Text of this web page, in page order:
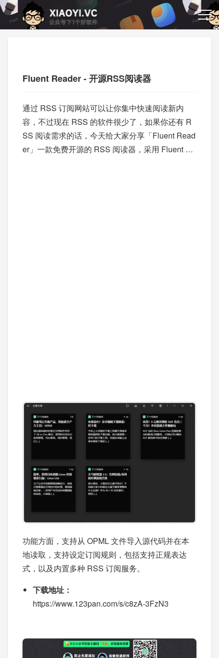
Fluent Reader - 开源RSS阅读器
通过 RSS 订阅网站可以让你集中快速阅读新内
容，不过现在 RSS 的软件很少了，如果你还有 R
SS 阅读需求的话，今天给大家分享「Fluent Read
er」一款免费开源的 RSS 阅读器，采用 Fluent UI
功能方面，支持从 OPML 文件导入源代码并在本
地读取，支持设定订阅规则，包括支持正规表达
式，以及内置多种 RSS 订阅服务。
下载地址：
https://www.123pan.com/s/c8zA-3FzN3